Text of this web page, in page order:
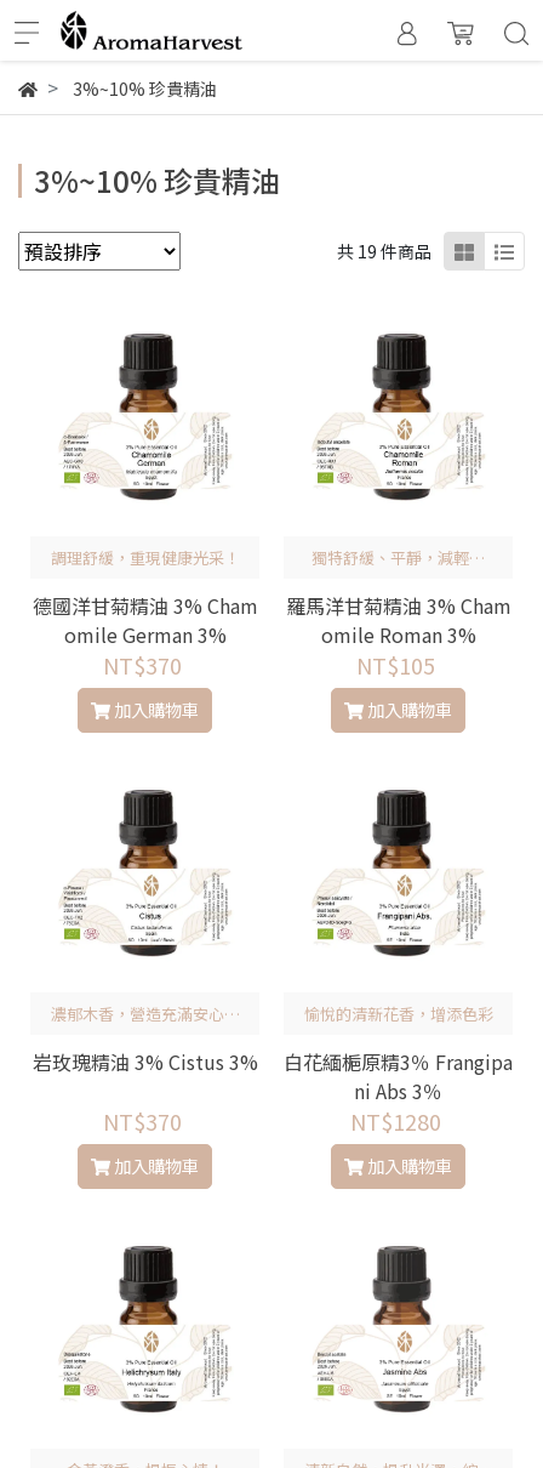
3%~10% 珍貴精油
3%~10% 珍貴精油
共 19 件商品
調理舒緩，重現健康光采！
德國洋甘菊精油 3% Cham
omile German 3%
NT$370
加入購物車
獨特舒緩、平靜，減輕焦
羅馬洋甘菊精油 3% Cham
omile Roman 3%
NT$105
加入購物車
濃郁木香，營造充滿安心氛
岩玫瑰精油 3% Cistus 3%
NT$370
加入購物車
愉悅的清新花香，增添色彩
白花緬梔原精3％ Frangipa
ni Abs 3％
NT$1280
加入購物車